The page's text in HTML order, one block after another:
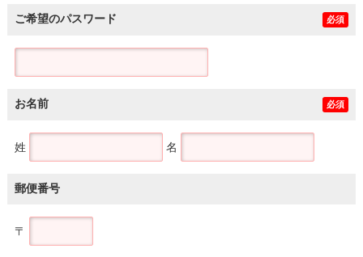
ご希望のパスワード 必須
お名前 必須
姓 名
郵便番号
〒